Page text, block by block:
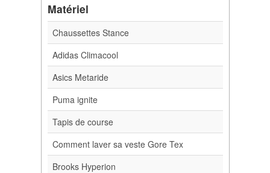
Matériel
Chaussettes Stance
Adidas Climacool
Asics Metaride
Puma ignite
Tapis de course
Comment laver sa veste Gore Tex
Brooks Hyperion